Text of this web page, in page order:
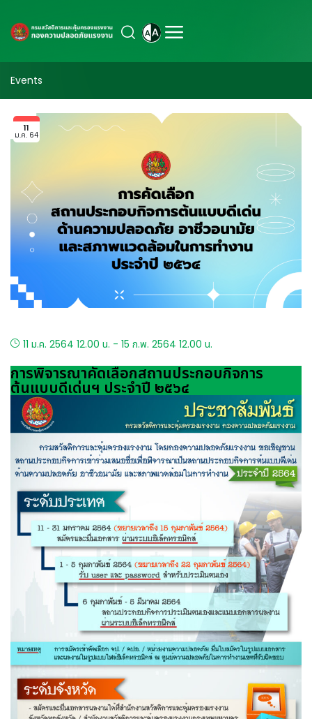
Events
11
ม.ค. 64
11 ม.ค. 2564 12.00 น. - 15 ก.พ. 2564 12.00 น.
การพิจารณาคัดเลือกสถานประกอบกิจการ
ต้นแบบดีเด่นฯ ประจำปี ๒๕๖๔